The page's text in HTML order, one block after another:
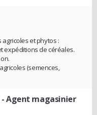
et phytos :
expéditions de céréales.
(semences,
- Agent magasinier